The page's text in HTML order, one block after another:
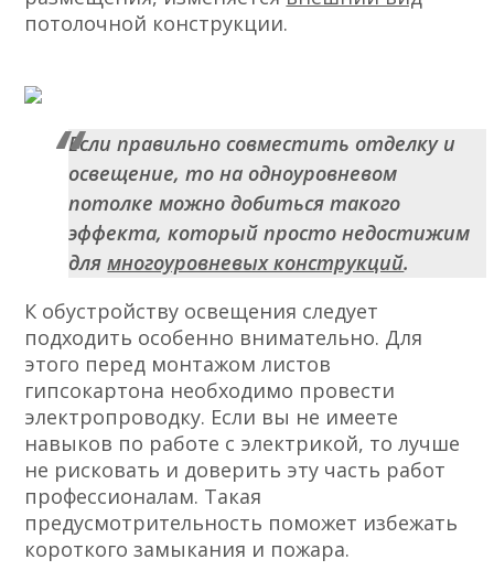
потолочной конструкции.
Если правильно совместить отделку и
освещение, то на одноуровневом
потолке можно добиться такого
эффекта, который просто недостижим
длямногоуровневых конструкций.
К обустройству освещения следует
подходить особенно внимательно. Для
этого перед монтажом листов
гипсокартона необходимо провести
электропроводку. Если вы не имеете
навыков по работе с электрикой, то лучше
не рисковать и доверить эту часть работ
профессионалам. Такая
предусмотрительность поможет избежать
короткого замыкания и пожара.